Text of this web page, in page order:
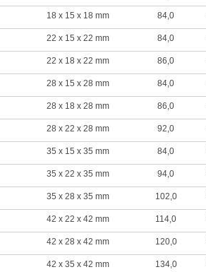
18 x 15 x 18 mm 84,0
22 x 15 x 22 mm 84,0
22 x 18 x 22 mm 86,0
28 x 15 x 28 mm 84,0
28 x 18 x 28 mm 86,0
28 x 22 x 28 mm 92,0
35 x 15 x 35 mm 84,0
35 x 22 x 35 mm 94,0
35 x 28 x 35 mm 102,0
42 x 22 x 42 mm 114,0
42 x 28 x 42 mm 120,0
42 x 35 x 42 mm 134,0